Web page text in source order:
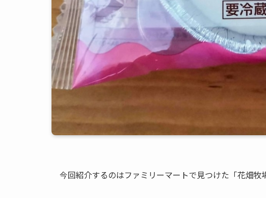
今回紹介するのはファミリーマートで見つけた「花畑牧